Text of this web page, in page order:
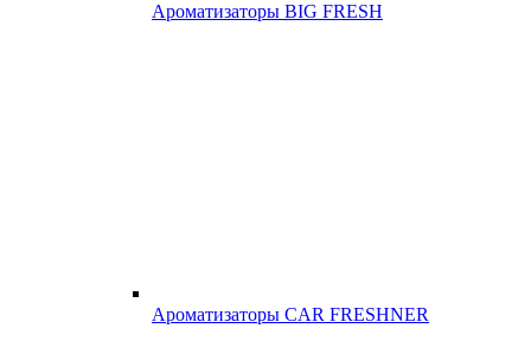
Ароматизаторы BIG FRESH
Ароматизаторы CAR FRESHNER